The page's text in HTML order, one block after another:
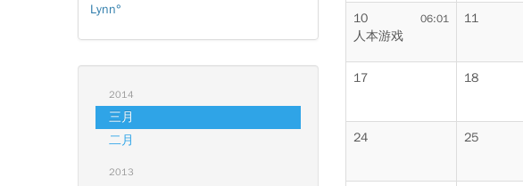
Lynn°
2014
三月
二月
2013
06:01
10
人本游戏
11
17 18
24 25